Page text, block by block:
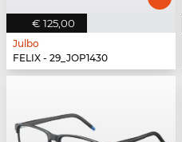
€ 125,00
Julbo
FELIX - 29_JOP1430